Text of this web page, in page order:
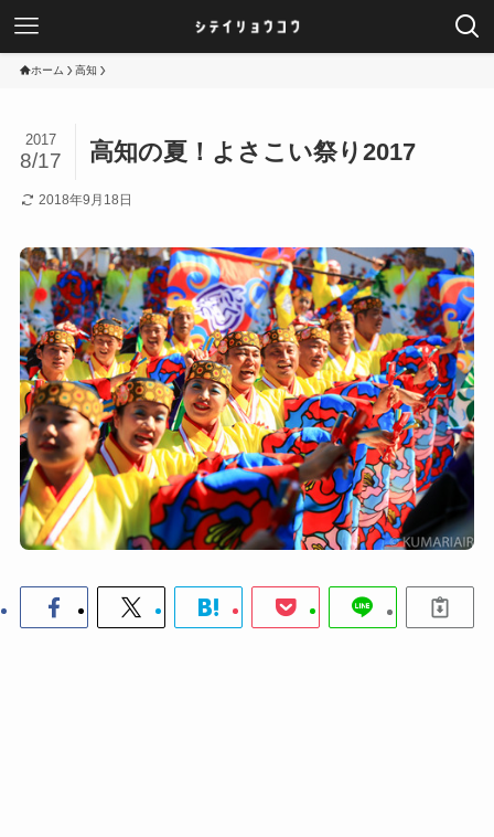
ホーム 高知
高知の夏！よさこい祭り2017
2017
8/17
2018年9月18日